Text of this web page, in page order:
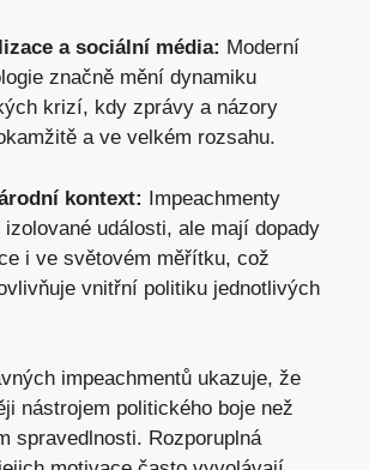
a sociální média: Moderní
značně mění dynamiku
krizí, kdy zprávy a názory
a ve velkém rozsahu.
kontext: Impeachmenty
izolované události, ale mají dopady
i ve světovém měřítku, což
vnitřní politiku jednotlivých
impeachmentů ukazuje, že
nástrojem politického boje než
spravedlnosti. Rozporuplná